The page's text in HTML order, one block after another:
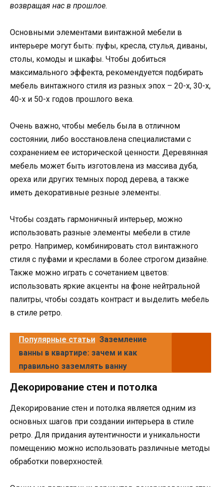
возвращая нас в прошлое.
Основными элементами винтажной мебели в
интерьере могут быть: пуфы, кресла, стулья, диваны,
столы, комоды и шкафы. Чтобы добиться
максимального эффекта, рекомендуется подбирать
мебель винтажного стиля из разных эпох – 20-х, 30-х,
40-х и 50-х годов прошлого века.
Очень важно, чтобы мебель была в отличном
состоянии, либо восстановлена специалистами с
сохранением ее исторической ценности. Деревянная
мебель может быть изготовлена из массива дуба,
ореха или других темных пород дерева, а также
иметь декоративные резные элементы.
Чтобы создать гармоничный интерьер, можно
использовать разные элементы мебели в стиле
ретро. Например, комбинировать стол винтажного
стиля с пуфами и креслами в более строгом дизайне.
Также можно играть с сочетанием цветов:
использовать яркие акценты на фоне нейтральной
палитры, чтобы создать контраст и выделить мебель
в стиле ретро.
Популярные статьи Заземление
ванны в квартире: зачем и как
правильно заземлять ванну
Декорирование стен и потолка
Декорирование стен и потолка является одним из
основных шагов при создании интерьера в стиле
ретро. Для придания аутентичности и уникальности
помещению можно использовать различные методы
обработки поверхностей.